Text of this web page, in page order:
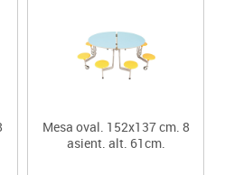
Mesa oval. 152x137 cm. 8
asient. alt. 61cm.